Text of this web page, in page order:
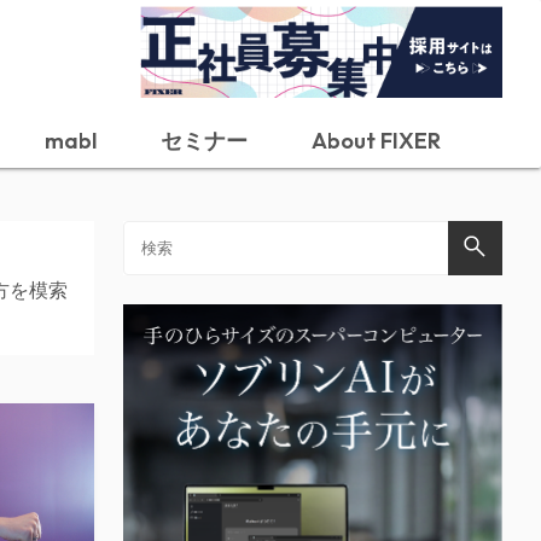
mabl セミナー About FIXER
を模索